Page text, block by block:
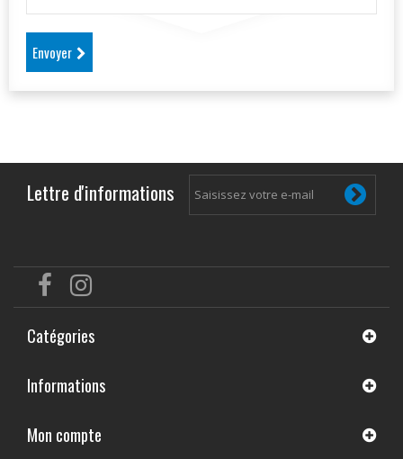
Envoyer
Lettre d'informations
Catégories
Informations
Mon compte